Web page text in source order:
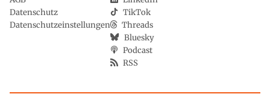
Datenschutz
Datenschutzeinstellungen
TikTok
Threads
Bluesky
Podcast
RSS